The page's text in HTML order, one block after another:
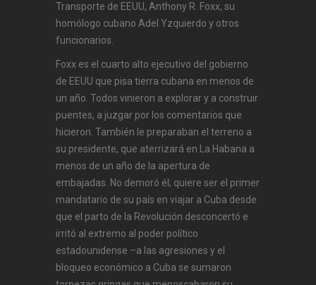
Transporte de EEUU, Anthony R. Foxx, su
homólogo cubano Adel Yzquierdo y otros
funcionarios.
Foxx es el cuarto alto ejecutivo del gobierno
de EEUU que pisa tierra cubana en menos de
un año. Todos vinieron a explorar y a construir
puentes, a juzgar por los comentarios que
hicieron. También le preparaban el terreno a
su presidente, que aterrizará en La Habana a
menos de un año de la apertura de
embajadas. No demoró él; quiere ser el primer
mandatario de su país en viajar a Cuba desde
que el parto de la Revolución desconcertó e
irritó al extremo al poder político
estadounidense –a las agresiones y el
bloqueo económico a Cuba se sumaron